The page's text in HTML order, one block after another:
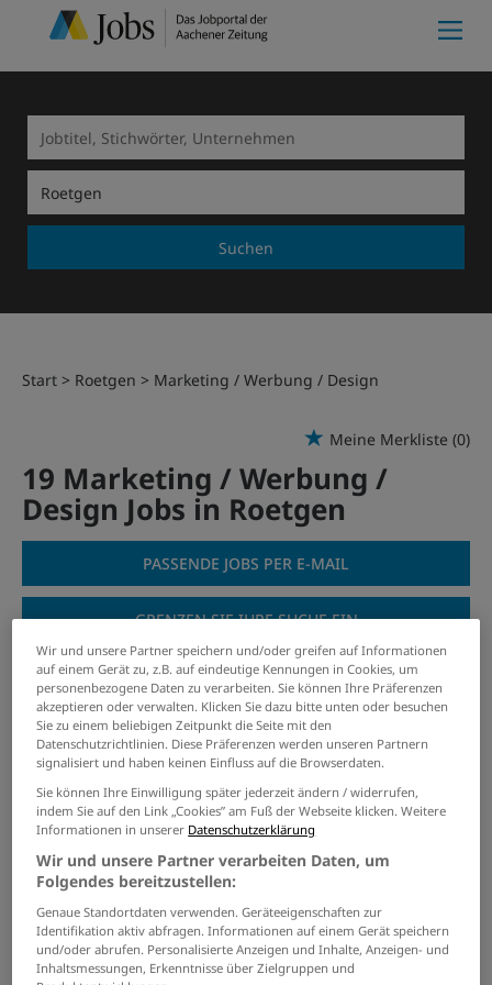
Suchen
Start Roetgen Marketing / Werbung / Design
Meine Merkliste (0)
19 Marketing / Werbung /
Design Jobs in Roetgen
PASSENDE JOBS PER E-MAIL
GRENZEN SIE IHRE SUCHE EIN
Promoter als Quereinsteiger
(m/w/d)
05.08.2026 /
Hannover, Bremen, Aachen
Duales Studium BWL (B.A.) am
Campus oder virtuell
30.07.2026 /IU Internationale Hochschule GmbH
Aachen
Wir und unsere Partner speichern und/oder greifen auf Informationen
auf einem Gerät zu, z.B. auf eindeutige Kennungen in Cookies, um
personenbezogene Daten zu verarbeiten. Sie können Ihre Präferenzen
akzeptieren oder verwalten. Klicken Sie dazu bitte unten oder besuchen
Sie zu einem beliebigen Zeitpunkt die Seite mit den
Datenschutzrichtlinien. Diese Präferenzen werden unseren Partnern
signalisiert und haben keinen Einfluss auf die Browserdaten.
Sie können Ihre Einwilligung später jederzeit ändern / widerrufen,
indem Sie auf den Link „Cookies” am Fuß der Webseite klicken. Weitere
Informationen in unserer Datenschutzerklärung
Wir und unsere Partner verarbeiten Daten, um
Folgendes bereitzustellen:
Genaue Standortdaten verwenden. Geräteeigenschaften zur
Identifikation aktiv abfragen. Informationen auf einem Gerät speichern
und/oder abrufen. Personalisierte Anzeigen und Inhalte, Anzeigen- und
Inhaltsmessungen, Erkenntnisse über Zielgruppen und